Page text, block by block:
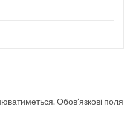
Обов’язкові поля